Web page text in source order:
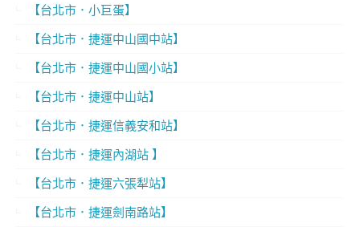
【台北市．小巨蛋】
【台北市．捷運中山國中站】
【台北市．捷運中山國小站】
【台北市．捷運中山站】
【台北市．捷運信義安和站】
【台北市．捷運內湖站 】
【台北市．捷運六張犁站】
【台北市．捷運劍南路站】